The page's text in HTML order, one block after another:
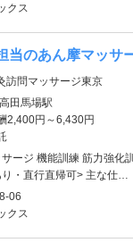
クス
当のあん摩マッサ
訪問マッサージ東京
田馬場駅
2,400円～6,430円
サージ 機能訓練 筋力強化
・直行直帰可> 主な仕…
06
クス